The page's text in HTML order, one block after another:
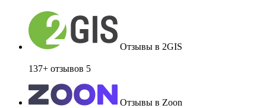
Отзывы в 2GIS
137+ отзывов 5
Отзывы в Zoon